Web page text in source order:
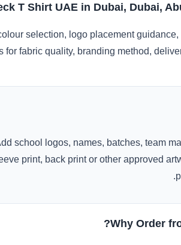
T Shirt UAE in Dubai, Dubai,
selection, logo placement guidance,
fabric quality, branding method,
school logos, names, batches, team
print, back print or other approved
Why Order